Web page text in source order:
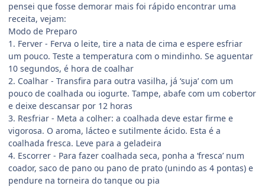
pensei que fosse demorar mais foi rápido encontrar uma
receita, vejam:
Modo de Preparo
1. Ferver - Ferva o leite, tire a nata de cima e espere esfriar
um pouco. Teste a temperatura com o mindinho. Se aguentar
10 segundos, é hora de coalhar
2. Coalhar - Transfira para outra vasilha, já ‘suja’ com um
pouco de coalhada ou iogurte. Tampe, abafe com um cobertor
e deixe descansar por 12 horas
3. Resfriar - Meta a colher: a coalhada deve estar firme e
vigorosa. O aroma, lácteo e sutilmente ácido. Esta é a
coalhada fresca. Leve para a geladeira
4. Escorrer - Para fazer coalhada seca, ponha a ‘fresca’ num
coador, saco de pano ou pano de prato (unindo as 4 pontas) e
pendure na torneira do tanque ou pia